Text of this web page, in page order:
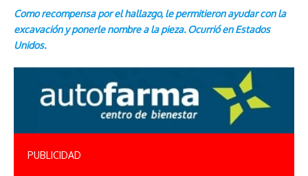
Como recompensa por el hallazgo, le permitieron ayudar con la
excavación y ponerle nombre a la pieza. Ocurrió en Estados
Unidos.
PUBLICIDAD